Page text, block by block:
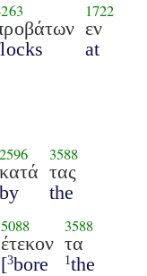
1722
εν
at
2596
κατά
by
3588
τας
the
5088
έτεκον
[3bore
3588
τα
1 the